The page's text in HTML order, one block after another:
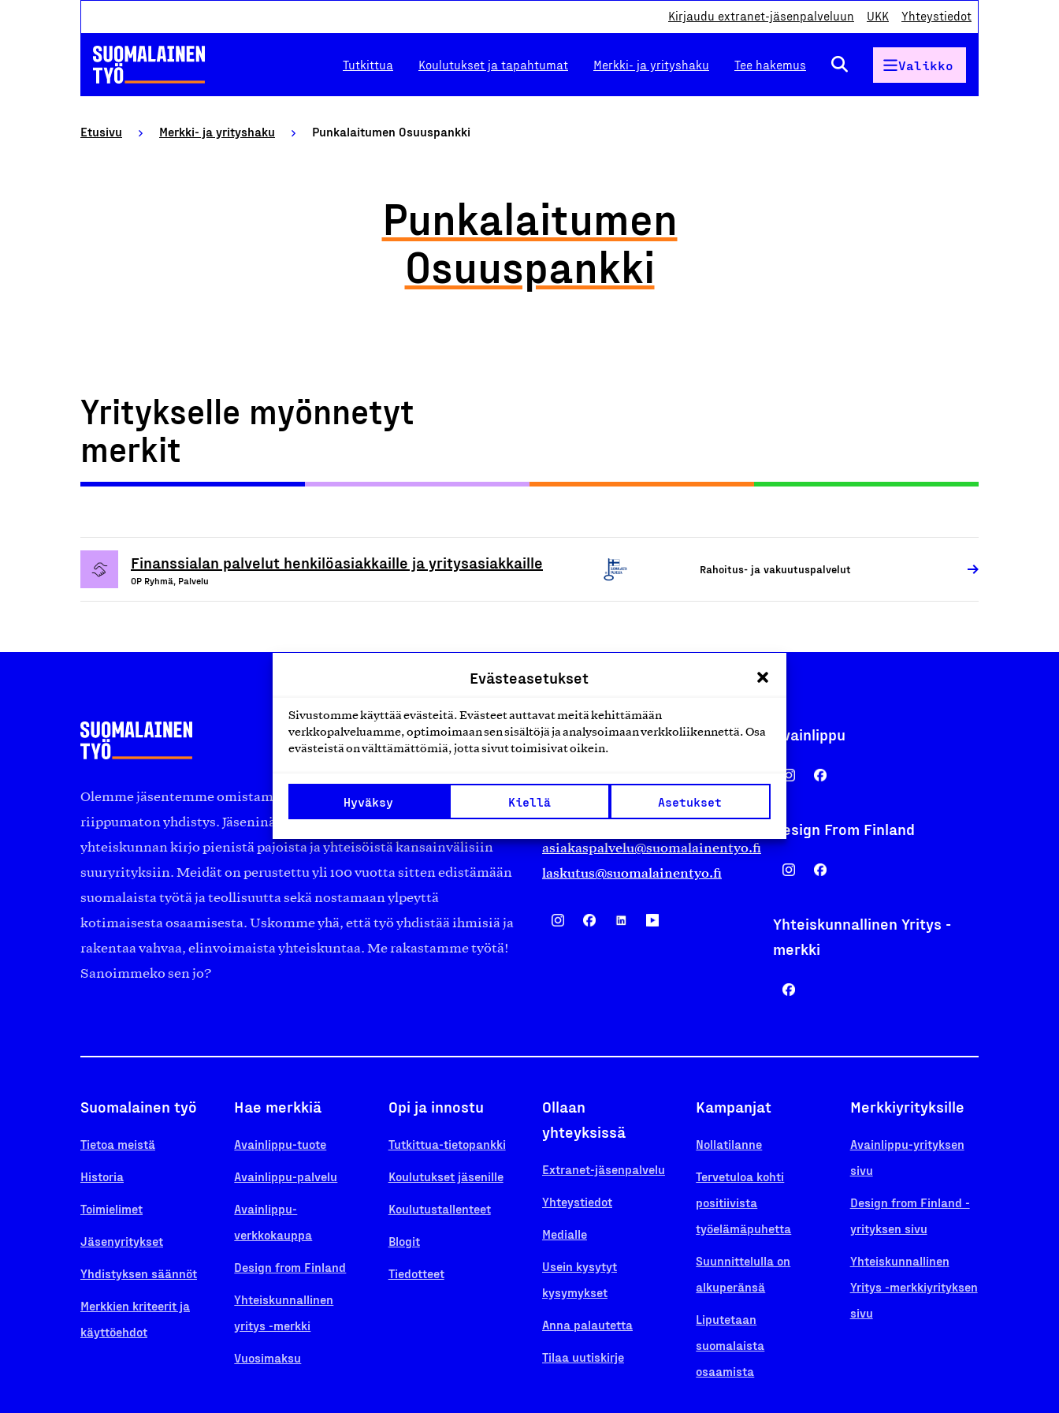
Evästeasetukset
Sivustomme käyttää evästeitä. Evästeet auttavat meitä kehittämään
verkkopalveluamme, optimoimaan sen sisältöjä ja analysoimaan verkkoliikennettä. Osa
evästeistä on välttämättömiä, jotta sivut toimisivat oikein.
Hyväksy Kiellä Asetukset
Kirjaudu extranet-jäsenpalveluun UKK Yhteystiedot
Tutkittua Koulutukset ja tapahtumat Merkki- ja yrityshaku Tee hakemus Valikko
Etusivu Merkki- ja yrityshaku Punkalaitumen Osuuspankki
Punkalaitumen
Osuuspankki
Yritykselle myönnetyt
merkit
Finanssialan palvelut henkilöasiakkaille ja yritysasiakkaille
OP Ryhmä, Palvelu
Rahoitus- ja vakuutuspalvelut
Olemme jäsentemme omistama puolueeton, työmarkkinajärjestöistä
riippumaton yhdistys. Jäseninämme on koko suomalaisen
yhteiskunnan kirjo pienistä pajoista ja yhteisöistä kansainvälisiin
suuryrityksiin. Meidät on perustettu yli 100 vuotta sitten edistämään
suomalaista työtä ja teollisuutta sekä nostamaan ylpeyttä
kotimaisesta osaamisesta. Uskomme yhä, että työ yhdistää ihmisiä ja
rakentaa vahvaa, elinvoimaista yhteiskuntaa. Me rakastamme työtä!
Sanoimmeko sen jo?
Suomalainen työ ry
00130 Helsinki
Finland
asiakaspalvelu@suomalainentyo.fi
laskutus@suomalainentyo.fi
Avainlippu
Design From Finland
Yhteiskunnallinen Yritys -
merkki
Suomalainen työ
Tietoa meistä
Historia
Toimielimet
Jäsenyritykset
Yhdistyksen säännöt
Merkkien kriteerit ja
käyttöehdot
Hae merkkiä
Avainlippu-tuote
Avainlippu-palvelu
Avainlippu-
verkkokauppa
Design from Finland
Yhteiskunnallinen
yritys -merkki
Vuosimaksu
Opi ja innostu
Tutkittua-tietopankki
Koulutukset jäsenille
Koulutustallenteet
Blogit
Tiedotteet
Ollaan
yhteyksissä
Extranet-jäsenpalvelu
Yhteystiedot
Medialle
Usein kysytyt
kysymykset
Anna palautetta
Tilaa uutiskirje
Kampanjat
Nollatilanne
Tervetuloa kohti
positiivista
työelämäpuhetta
Suunnittelulla on
alkuperänsä
Liputetaan
suomalaista
osaamista
Merkkiyrityksille
Avainlippu-yrityksen
sivu
Design from Finland -
yrityksen sivu
Yhteiskunnallinen
Yritys -merkkiyrityksen
sivu